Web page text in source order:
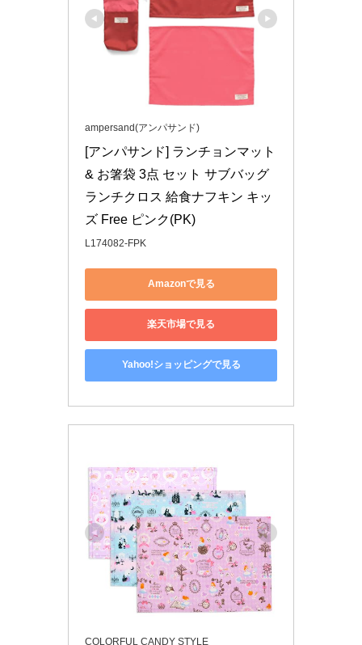
ampersand(アンパサンド)
[アンパサンド] ランチョンマット
& お箸袋 3点 セット サブバッグ
ランチクロス 給食ナフキン キッ
ズ Free ピンク(PK)
L174082-FPK
Amazonで見る
楽天市場で見る
Yahoo!ショッピングで見る
COLORFUL CANDY STYLE